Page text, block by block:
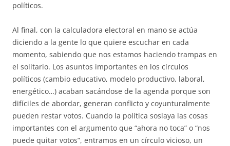
políticos.
Al final, con la calculadora electoral en mano se actúa
diciendo a la gente lo que quiere escuchar en cada
momento, sabiendo que nos estamos haciendo trampas en
el solitario. Los asuntos importantes en los círculos
políticos (cambio educativo, modelo productivo, laboral,
energético…) acaban sacándose de la agenda porque son
difíciles de abordar, generan conflicto y coyunturalmente
pueden restar votos. Cuando la política soslaya las cosas
importantes con el argumento que “ahora no toca” o “nos
puede quitar votos”, entramos en un círculo vicioso, un